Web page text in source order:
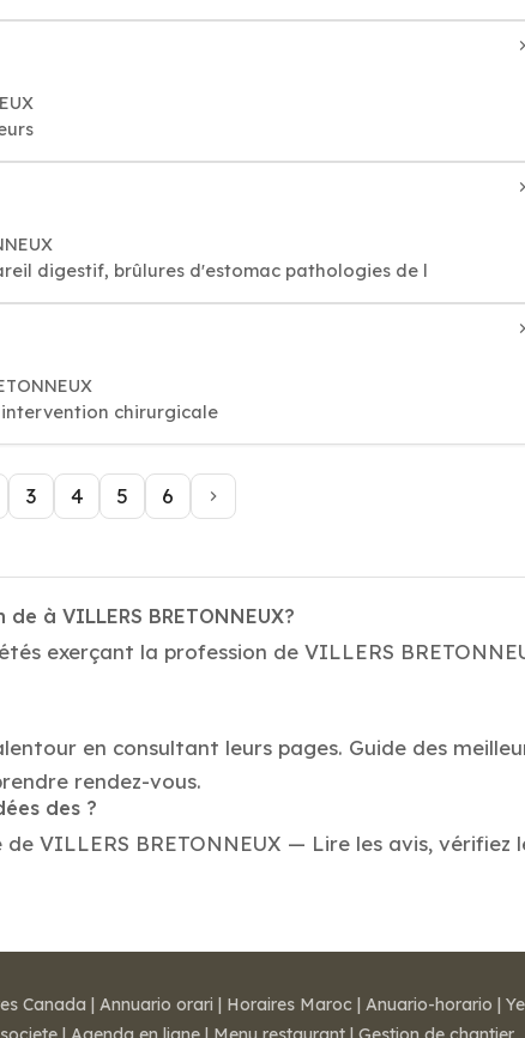
digestif, brûlures d'estomac pathologies de l
chirurgicale
3 4 5 6
à VILLERS BRETONNEUX?
exerçant la profession de VILLERS
en consultant leurs pages. Guide des
rendez-vous.
des ?
VILLERS BRETONNEUX — Lire les avis,
Canada | Annuario orari | Horaires Maroc | Anuario-horario |